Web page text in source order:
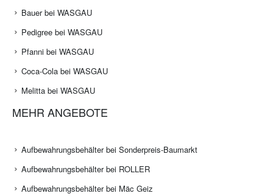
Bauer bei WASGAU
Pedigree bei WASGAU
Pfanni bei WASGAU
Coca-Cola bei WASGAU
Melitta bei WASGAU
MEHR ANGEBOTE
Aufbewahrungsbehälter bei Sonderpreis-Baumarkt
Aufbewahrungsbehälter bei ROLLER
Aufbewahrungsbehälter bei Mäc Geiz